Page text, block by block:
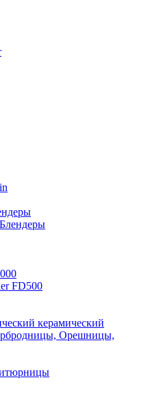
FD500
керамический
Орешницы,